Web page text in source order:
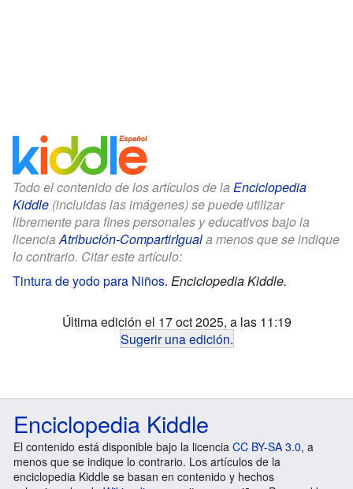
Todo el contenido de los artículos de la Enciclopedia
Kiddle (incluidas las imágenes) se puede utilizar
libremente para fines personales y educativos bajo la
licencia Atribución-CompartirIguala menos que se indique
lo contrario. Citar este artículo:
Tintura de yodo para Niños. Enciclopedia Kiddle.
Última edición el 17 oct 2025, a las 11:19
Sugerir una edición.
Enciclopedia Kiddle
El contenido está disponible bajo la licencia CC BY-SA 3.0, a
menos que se indique lo contrario. Los artículos de la
enciclopedia Kiddle se basan en contenido y hechos